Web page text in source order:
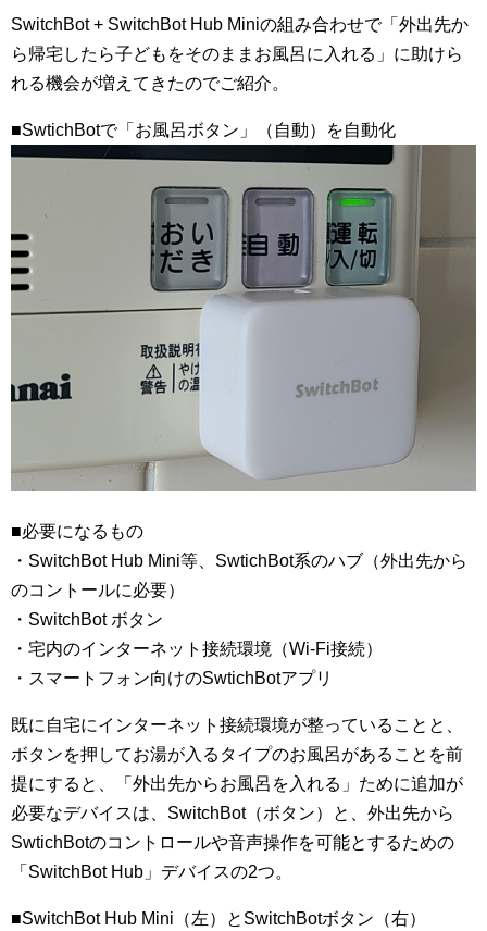
SwitchBot + SwitchBot Hub Miniの組み合わせで「外出先か
ら帰宅したら子どもをそのままお風呂に入れる」に助けら
れる機会が増えてきたのでご紹介。
■SwtichBotで「お風呂ボタン」（自動）を自動化
■必要になるもの
・SwitchBot Hub Mini等、SwtichBot系のハブ（外出先から
のコントールに必要）
・SwitchBot ボタン
・宅内のインターネット接続環境（Wi-Fi接続）
・スマートフォン向けのSwtichBotアプリ
既に自宅にインターネット接続環境が整っていることと、
ボタンを押してお湯が入るタイプのお風呂があることを前
提にすると、「外出先からお風呂を入れる」ために追加が
必要なデバイスは、SwitchBot（ボタン）と、外出先から
SwtichBotのコントロールや音声操作を可能とするための
「SwitchBot Hub」デバイスの2つ。
■SwitchBot Hub Mini（左）とSwitchBotボタン（右）